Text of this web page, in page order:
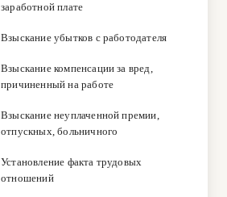
заработной плате
Взыскание убытков с работодателя
Взыскание компенсации за вред,
причиненный на работе
Взыскание неуплаченной премии,
отпускных, больничного
Установление факта трудовых
отношений